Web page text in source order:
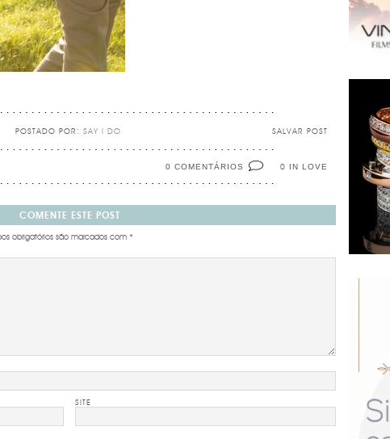
SALVAR POST
POSTADO POR: SAY I DO
0 IN LOVE
0 COMENTÁRIOS
COMENTE ESTE POST
obrigatórios são marcados com *
SITE